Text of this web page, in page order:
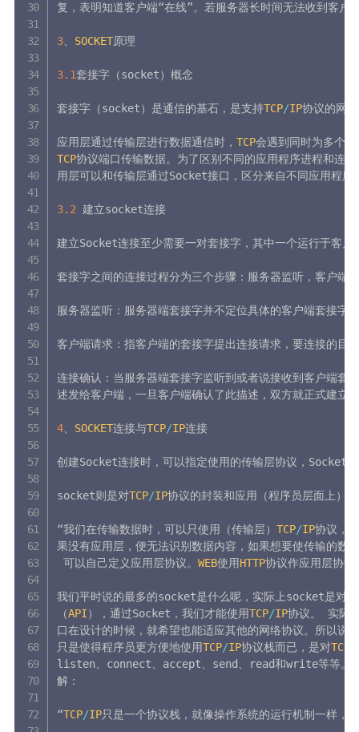
复，表明知道客户端“在线”。若服务器长时间无法收到客
3 SOCKET原理
3.1套接字（socket）概念
套接字（socket）是通信的基石，是支持TCP/IP协议的网
应用层通过传输层进行数据通信时，TCP会遇到同时为多个
TCP协议端口传输数据。为了区别不同的应用程序进程和连
用层可以和传输层通过Socket接口，区分来自不同应用程
3.2 建立socket连接
建立Socket连接至少需要一对套接字，其中一个运行于
套接字之间的连接过程分为三个步骤：服务器监听，客户端
服务器监听：服务器端套接字并不定位具体的客户端套接字
客户端请求：指客户端的套接字提出连接请求，要连接的目
连接确认：当服务器端套接字监听到或者说接收到客户端套
述发给客户端，一旦客户端确认了此描述，双方就正式建立
4 SOCKET连接与TCP/IP连接
创建Socket连接时，可以指定使用的传输层协议，Socket
socket则是对TCP/IP协议的封装和应用（程序员层面上）
“我们在传输数据时，可以只使用（传输层）TCP/IP协议，
果没有应用层，便无法识别数据内容，如果想要使传输的数
可以自己定义应用层协议。WEB使用HTTP协议作应用层协议
我们平时说的最多的socket是什么呢，实际上socket是对
（API），通过Socket，我们才能使用TCP/IP协议。 实际
口在设计的时候，就希望也能适应其他的网络协议。所以
只是使得程序员更方便地使用TCP/IP协议栈而已，是对TCP
listen、connect、accept、send、read和write等等。
解：
“TCP/IP只是一个协议栈，就像操作系统的运行机制一样，